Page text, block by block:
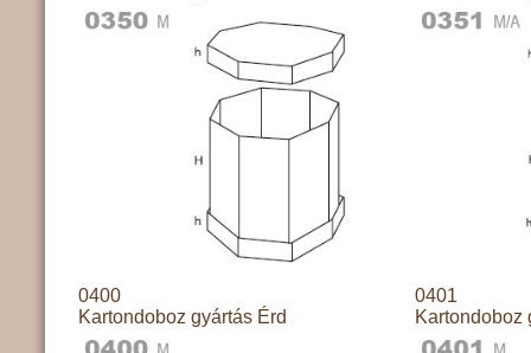
0400
Kartondoboz gyártás Érd
0401
Kartondoboz